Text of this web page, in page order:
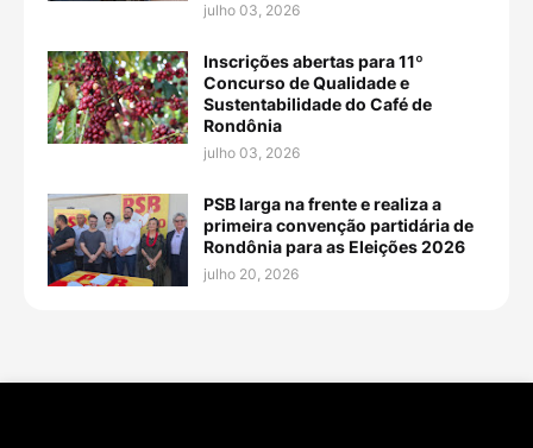
julho 03, 2026
Inscrições abertas para 11º
Concurso de Qualidade e
Sustentabilidade do Café de
Rondônia
julho 03, 2026
PSB larga na frente e realiza a
primeira convenção partidária de
Rondônia para as Eleições 2026
julho 20, 2026